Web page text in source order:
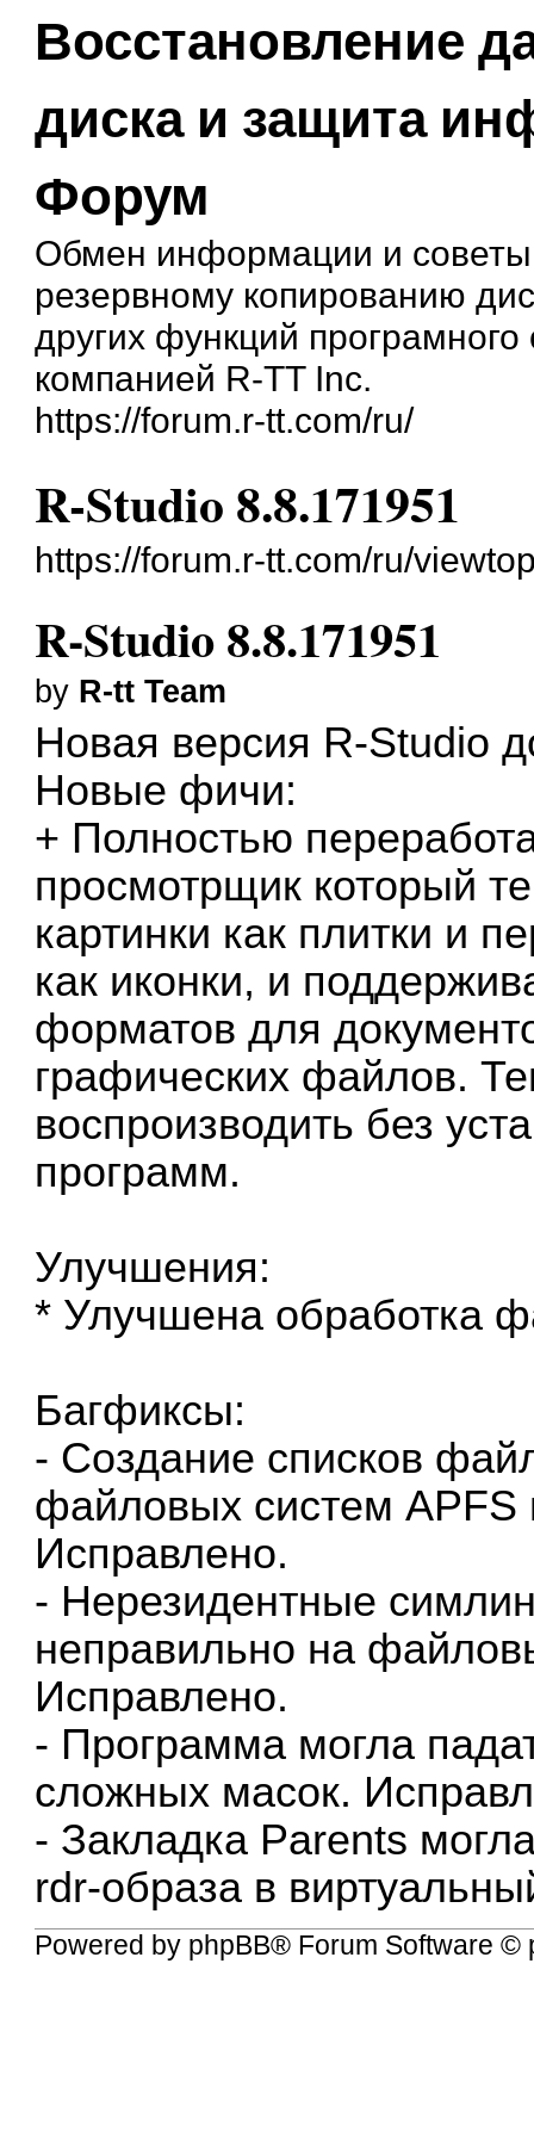
Восстановление
диска и защита
Форум
Обмен информации и
резервному копированию
других функций
компанией R-TT Inc.
https://forum.r-tt.com/ru/
R-Studio 8.8.171951
https://forum.r-tt.com/ru/
R-Studio 8.8.171951
by R-tt Team
Новая версия R-Studio
Новые фичи:
+ Полностью
просмотрщик который
картинки как плитки и
как иконки, и
форматов для
графических файлов.
воспроизводить без
программ.
Улучшения:
* Улучшена обработка
Багфиксы:
- Создание списков
файловых систем
Исправлено.
- Нерезидентные
неправильно на
Исправлено.
- Программа могла
сложных масок.
- Закладка Parents
rdr-образа в
Powered by phpBB® Forum Software ©